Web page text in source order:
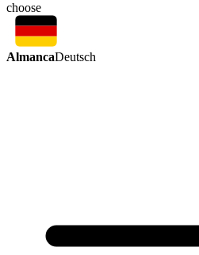
choose
AlmancaDeutsch